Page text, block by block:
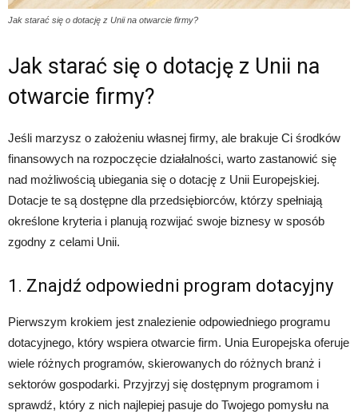
Jak starać się o dotację z Unii na otwarcie firmy?
Jak starać się o dotację z Unii na
otwarcie firmy?
Jeśli marzysz o założeniu własnej firmy, ale brakuje Ci środków
finansowych na rozpoczęcie działalności, warto zastanowić się
nad możliwością ubiegania się o dotację z Unii Europejskiej.
Dotacje te są dostępne dla przedsiębiorców, którzy spełniają
określone kryteria i planują rozwijać swoje biznesy w sposób
zgodny z celami Unii.
1. Znajdź odpowiedni program dotacyjny
Pierwszym krokiem jest znalezienie odpowiedniego programu
dotacyjnego, który wspiera otwarcie firm. Unia Europejska oferuje
wiele różnych programów, skierowanych do różnych branż i
sektorów gospodarki. Przyjrzyj się dostępnym programom i
sprawdź, który z nich najlepiej pasuje do Twojego pomysłu na